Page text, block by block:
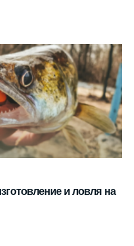
и теперь всегда
любителей активной
точные прогнозы
при планировании
прогноз клева.
области? Это
рыбалки, и прогноз
разные факторы,
луны и погодные
и ловля на